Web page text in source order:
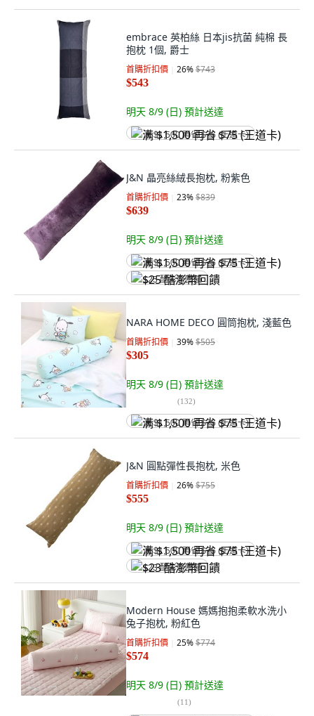
embrace 英柏絲 日本jis抗菌 純棉 長
抱枕 1個, 爵士
首購折扣價 26%$743
$543
明天 8/9 (日) 預計送達
满 $1,500 再省 $75 (王道卡)
J&N 晶亮絲絨長抱枕, 粉紫色
首購折扣價 23%$839
$639
明天 8/9 (日) 預計送達
满 $1,500 再省 $75 (王道卡)
$25 酷澎幣回饋
NARA HOME DECO 圓筒抱枕, 淺藍色
首購折扣價 39%$505
$305
明天 8/9 (日) 預計送達
(132)
满 $1,500 再省 $75 (王道卡)
J&N 圓點彈性長抱枕, 米色
首購折扣價 26%$755
$555
明天 8/9 (日) 預計送達
满 $1,500 再省 $75 (王道卡)
$23 酷澎幣回饋
Modern House 媽媽抱抱柔軟水洗小
兔子抱枕, 粉紅色
首購折扣價 25%$774
$574
明天 8/9 (日) 預計送達
(11)